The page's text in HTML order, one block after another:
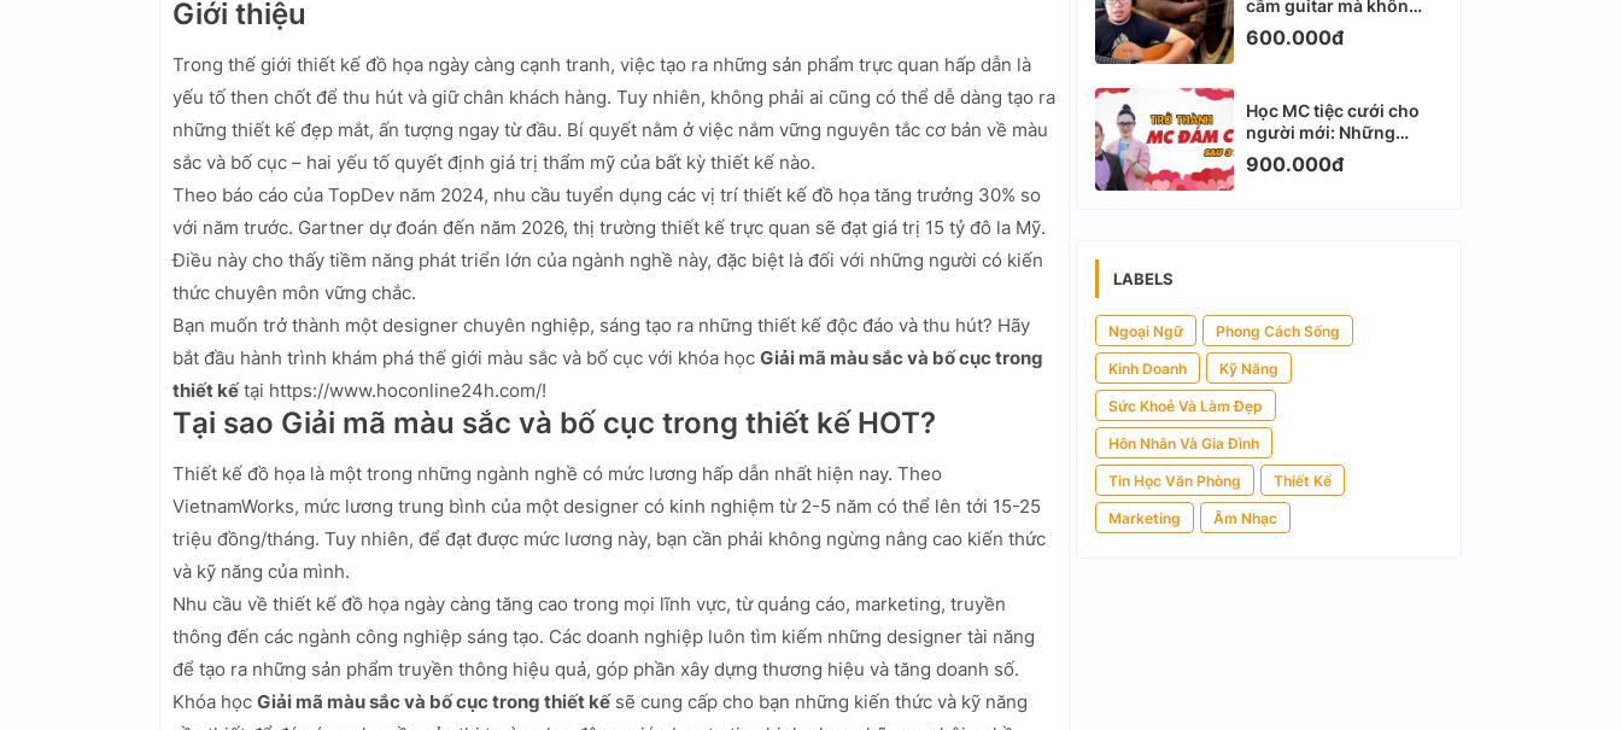
Giới thiệu
Trong thế giới thiết kế đồ họa ngày càng cạnh tranh, việc tạo ra những sản phẩm trực quan hấp dẫn là
yếu tố then chốt để thu hút và giữ chân khách hàng. Tuy nhiên, không phải ai cũng có thể dễ dàng tạo ra
những thiết kế đẹp mắt, ấn tượng ngay từ đầu. Bí quyết nằm ở việc nắm vững nguyên tắc cơ bản về màu
sắc và bố cục – hai yếu tố quyết định giá trị thẩm mỹ của bất kỳ thiết kế nào.
Theo báo cáo của TopDev năm 2024, nhu cầu tuyển dụng các vị trí thiết kế đồ họa tăng trưởng 30% so
với năm trước. Gartner dự đoán đến năm 2026, thị trường thiết kế trực quan sẽ đạt giá trị 15 tỷ đô la Mỹ.
Điều này cho thấy tiềm năng phát triển lớn của ngành nghề này, đặc biệt là đối với những người có kiến
thức chuyên môn vững chắc.
Bạn muốn trở thành một designer chuyên nghiệp, sáng tạo ra những thiết kế độc đáo và thu hút? Hãy
bắt đầu hành trình khám phá thế giới màu sắc và bố cục với khóa học Giải mã màu sắc và bố cục trong
thiết kếtại https://www.hoconline24h.com/!
Tại sao Giải mã màu sắc và bố cục trong thiết kế HOT?
Thiết kế đồ họa là một trong những ngành nghề có mức lương hấp dẫn nhất hiện nay. Theo
VietnamWorks, mức lương trung bình của một designer có kinh nghiệm từ 2-5 năm có thể lên tới 15-25
triệu đồng/tháng. Tuy nhiên, để đạt được mức lương này, bạn cần phải không ngừng nâng cao kiến thức
và kỹ năng của mình.
Nhu cầu về thiết kế đồ họa ngày càng tăng cao trong mọi lĩnh vực, từ quảng cáo, marketing, truyền
thông đến các ngành công nghiệp sáng tạo. Các doanh nghiệp luôn tìm kiếm những designer tài năng
để tạo ra những sản phẩm truyền thông hiệu quả, góp phần xây dựng thương hiệu và tăng doanh số.
Khóa học Giải mã màu sắc và bố cục trong thiết kếsẽ cung cấp cho bạn những kiến thức và kỹ năng
cầm guitar mà không
biết bắt đầu từ đâu
600.000đ
Học MC tiệc cưới cho
người mới: Những
ngày đầu thực sự khá
ngợp
900.000đ
LABELS
Ngoại Ngữ Phong Cách Sống
Kinh Doanh Kỹ Năng
Sức Khoẻ Và Làm Đẹp
Hôn Nhân Và Gia Đình
Tin Học Văn Phòng Thiết Kế
Marketing Âm Nhạc